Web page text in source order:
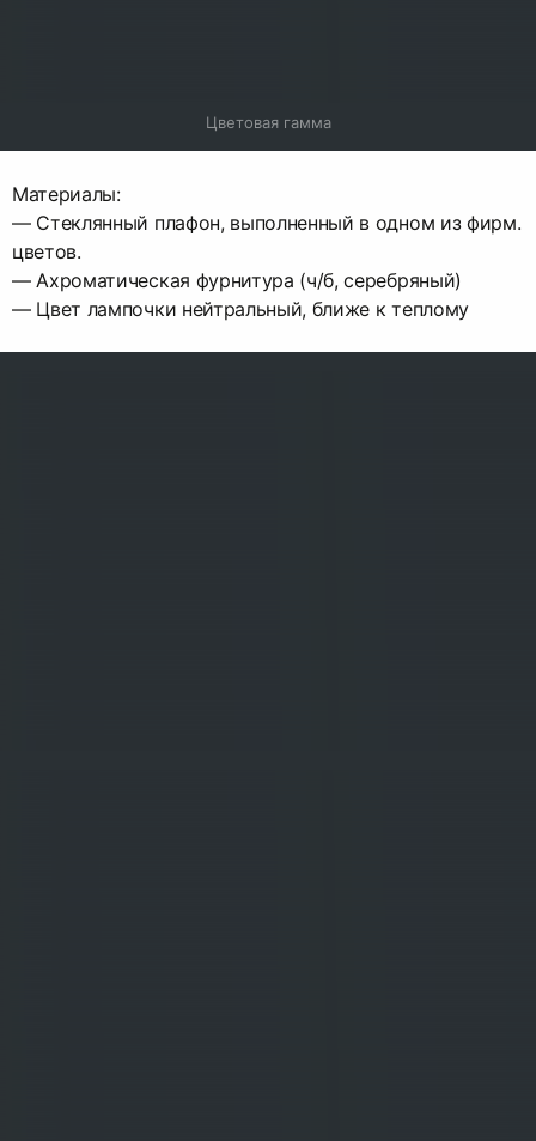
Цветовая гамма
Материалы:
— Стеклянный плафон, выполненный в одном из фирм.
цветов.
— Ахроматическая фурнитура (ч/б, серебряный)
— Цвет лампочки нейтральный, ближе к теплому